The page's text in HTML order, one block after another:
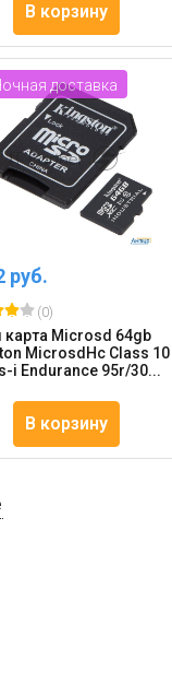
В корзину
доставка
руб.
(0)
Microsd 64gb
MicrosdНc Class 10
i Endurance 95r/30...
В корзину